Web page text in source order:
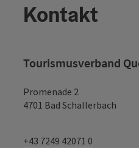
Kontakt
Tourismusverband
Promenade 2
4701 Bad Schallerbach
+43 7249 42071 0